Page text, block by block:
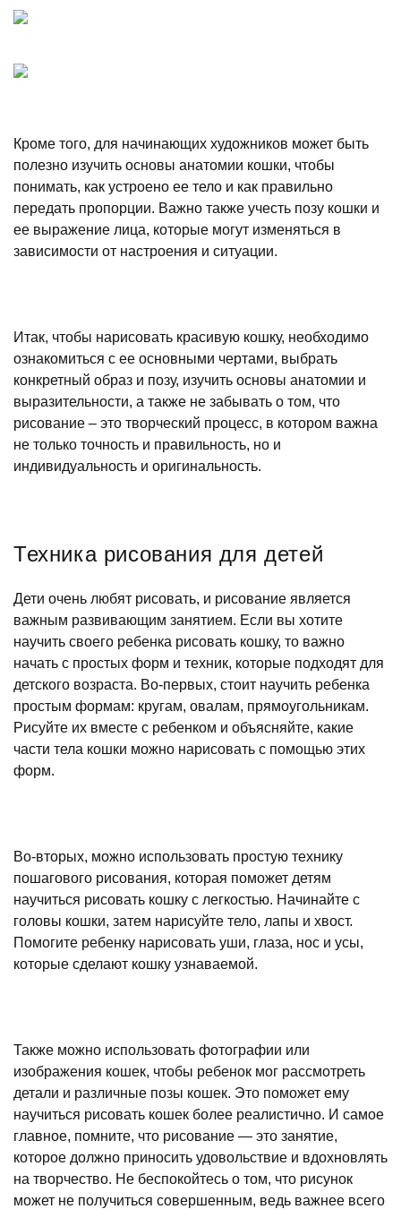
Кроме того, для начинающих художников может быть
полезно изучить основы анатомии кошки, чтобы
понимать, как устроено ее тело и как правильно
передать пропорции. Важно также учесть позу кошки и
ее выражение лица, которые могут изменяться в
зависимости от настроения и ситуации.
Итак, чтобы нарисовать красивую кошку, необходимо
ознакомиться с ее основными чертами, выбрать
конкретный образ и позу, изучить основы анатомии и
выразительности, а также не забывать о том, что
рисование – это творческий процесс, в котором важна
не только точность и правильность, но и
индивидуальность и оригинальность.
Техника рисования для детей
Дети очень любят рисовать, и рисование является
важным развивающим занятием. Если вы хотите
научить своего ребенка рисовать кошку, то важно
начать с простых форм и техник, которые подходят для
детского возраста. Во-первых, стоит научить ребенка
простым формам: кругам, овалам, прямоугольникам.
Рисуйте их вместе с ребенком и объясняйте, какие
части тела кошки можно нарисовать с помощью этих
форм.
Во-вторых, можно использовать простую технику
пошагового рисования, которая поможет детям
научиться рисовать кошку с легкостью. Начинайте с
головы кошки, затем нарисуйте тело, лапы и хвост.
Помогите ребенку нарисовать уши, глаза, нос и усы,
которые сделают кошку узнаваемой.
Также можно использовать фотографии или
изображения кошек, чтобы ребенок мог рассмотреть
детали и различные позы кошек. Это поможет ему
научиться рисовать кошек более реалистично. И самое
главное, помните, что рисование — это занятие,
которое должно приносить удовольствие и вдохновлять
на творчество. Не беспокойтесь о том, что рисунок
может не получиться совершенным, ведь важнее всего